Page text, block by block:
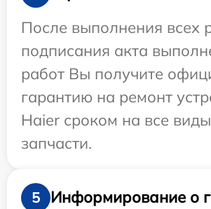
После выполнения всех
подписания акта
работ Вы получите
гарантию на ремонт
Haier сроком на все
запчасти.
5
Информирование о